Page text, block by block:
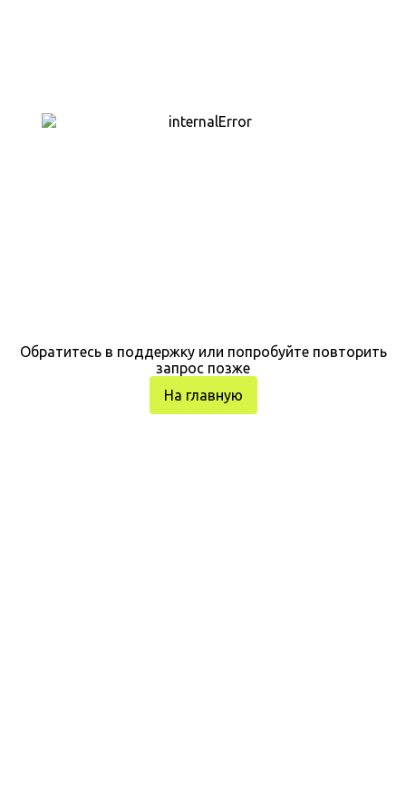
Обратитесь в поддержку или попробуйте повторить
запрос позже
На главную